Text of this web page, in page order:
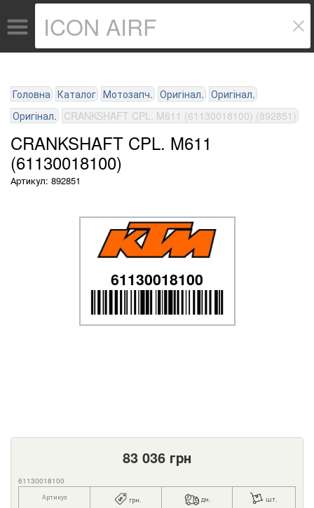
Головна Каталог Мотозапч. Оригінал. Оригінал.
Оригінал. CRANKSHAFT CPL. M611 (61130018100) (892851)
CRANKSHAFT CPL. M611
(61130018100)
Артикул: 892851
61130018100
83 036 грн
61130018100
Артикул грн. дн. шт.